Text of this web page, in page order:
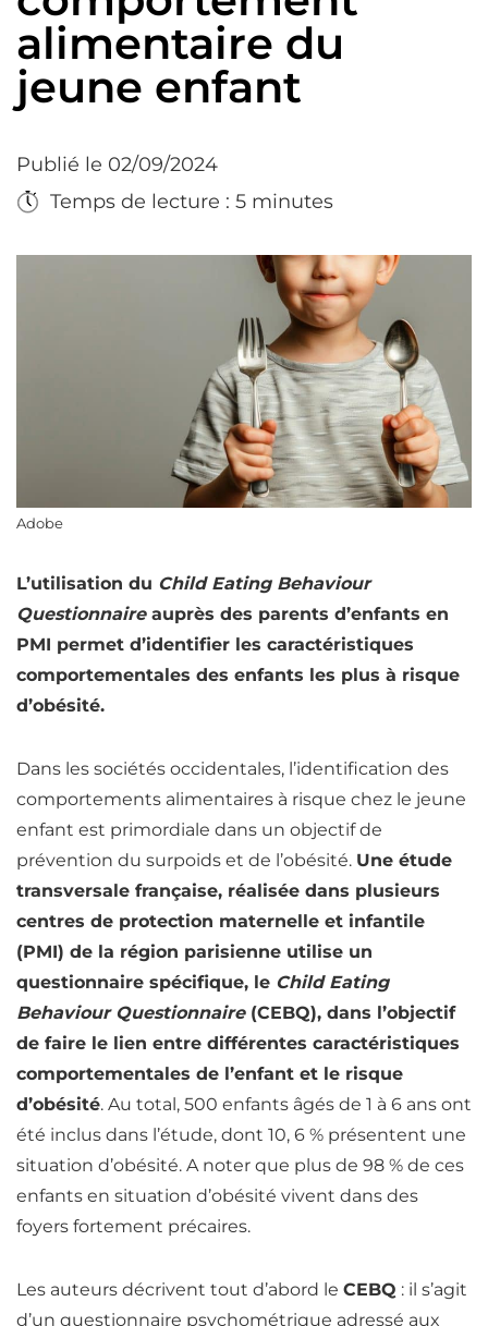
alimentaire du
jeune enfant
Publié le 02/09/2024
Temps de lecture : 5 minutes
Adobe
L’utilisation du Child Eating Behaviour
Questionnaire auprès des parents d’enfants en
PMI permet d’identifier les caractéristiques
comportementales des enfants les plus à risque
d’obésité.
Dans les sociétés occidentales, l’identification des
comportements alimentaires à risque chez le jeune
enfant est primordiale dans un objectif de
prévention du surpoids et de l’obésité. Une étude
transversale française, réalisée dans plusieurs
centres de protection maternelle et infantile
(PMI) de la région parisienne utilise un
questionnaire spécifique, le Child Eating
Behaviour Questionnaire(CEBQ), dans l’objectif
de faire le lien entre différentes caractéristiques
comportementales de l’enfant et le risque
d’obésité. Au total, 500 enfants âgés de 1 à 6 ans ont
été inclus dans l’étude, dont 10, 6 % présentent une
situation d’obésité. A noter que plus de 98 % de ces
enfants en situation d’obésité vivent dans des
foyers fortement précaires.
Les auteurs décrivent tout d’abord le CEBQ : il s’agit
d’un questionnaire psychométrique adressé aux